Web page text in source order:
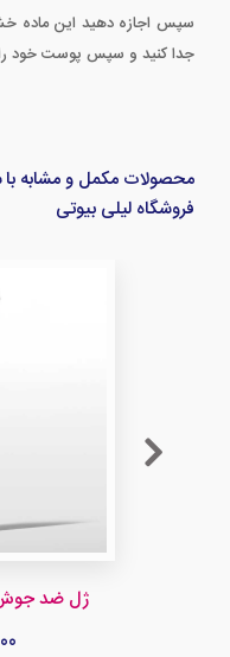
سپس اجازه دهید این ماده
جدا کنید و سپس پوست خود
محصولات مکمل و مشابه با
فروشگاه لیلی بیوتی
ژل ضد جوش